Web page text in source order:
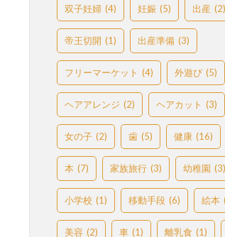
双子妊婦 (4) 妊娠 (5) 出産 (2)
帝王切開 (1) 出産準備 (3)
フリーマーケット (4) 外遊び (5)
ヘアアレンジ (2) ヘアカット (3)
女の子 (2) 歯 (5) 健康 (16)
本 (7) 家族旅行 (3) 幼稚園 (3)
小学校 (1) 移動手段 (6) 絵本
美容 (2) 車 (1) 離乳食 (1)